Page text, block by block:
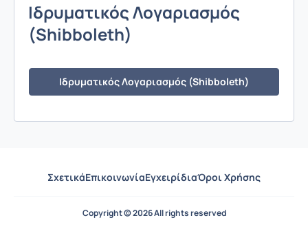
Ιδρυματικός Λογαριασμός
(Shibboleth)
Ιδρυματικός Λογαριασμός (Shibboleth)
ΣχετικάΕπικοινωνίαΕγχειρίδιαΌροι Χρήσης
Copyright © 2026 All rights reserved